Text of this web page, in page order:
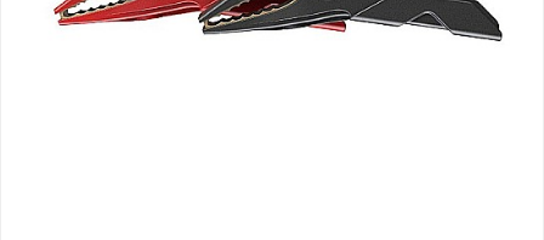
Baterii Zinc-Aer